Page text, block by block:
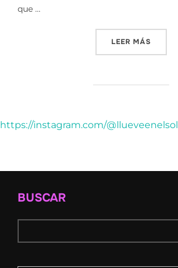
que …
LEER MÁS
https://instagram.com/@llueveenelsol
BUSCAR